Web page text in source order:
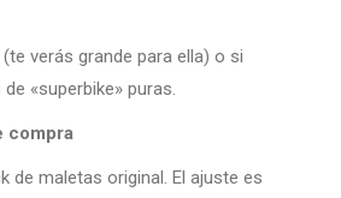
verás grande para ella) o si
«superbike» puras.
compra
de maletas original. El ajuste es